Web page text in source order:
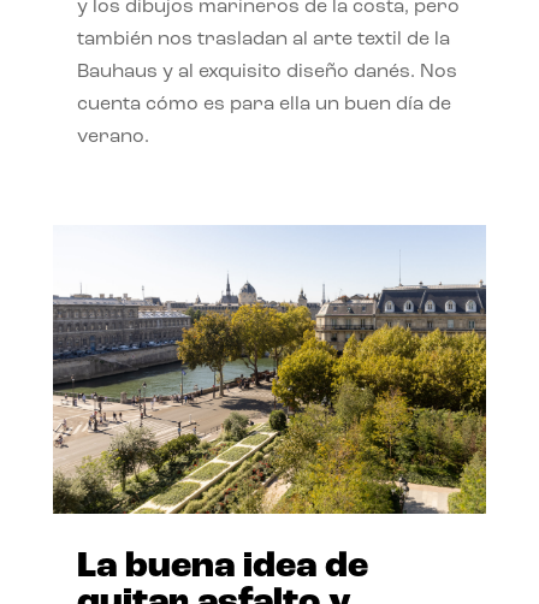
y los dibujos marineros de la costa, pero
también nos trasladan al arte textil de la
Bauhaus y al exquisito diseño danés. Nos
cuenta cómo es para ella un buen día de
verano.
La buena idea de